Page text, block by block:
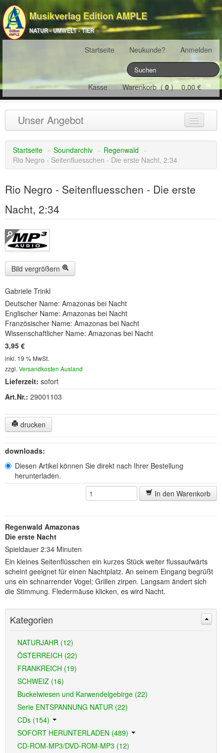
Musikverlag Edition AMPLE
NATUR - UMWELT - TIER
Startseite Neukunde? Anmelden
Kasse Warenkorb (0) 0,00 €
Unser Angebot
NATURJAHR(12)
ÖSTERREICH(22)
Serie ENTSPANNUNG NATUR
CDs
SOFORT HERUNTERLADEN
CD-ROM-MP3/DVD-ROM-MP3(12)
DVD-Videos(8)
Spezial, Buch
Engl./Franz. Produkte
Themensuche
Startseite » Soundarchiv » Regenwald »
Rio Negro - Seitenfluesschen - Die erste Nacht, 2:34
Rio Negro - Seitenfluesschen - Die erste
Nacht, 2:34
Bild vergrößern
Gabriele Trinkl
Deutscher Name: Amazonas bei Nacht
Englischer Name: Amazonas bei Nacht
Französischer Name: Amazonas bei Nacht
Wissenschaftlicher Name: Amazonas bei Nacht
3,95 €
inkl. 19 % MwSt.
zzgl. Versandkosten Ausland
Lieferzeit: sofort
Art.Nr.: 29001103
drucken
downloads:
Diesen Artikel können Sie direkt nach Ihrer Bestellung
herunterladen.
In den Warenkorb
Regenwald Amazonas
Die erste Nacht
Spieldauer 2:34 Minuten
Ein kleines Seitenflüsschen ein kurzes Stück weiter flussaufwärts
scheint geeignet für einen Nachtplatz. An seinem Eingang begrüßt
uns ein schnarrender Vogel; Grillen zirpen. Langsam ändert sich
die Stimmung. Fledermäuse klicken, es wird Nacht.
Kategorien
NATURJAHR (12)
ÖSTERREICH (22)
FRANKREICH (19)
SCHWEIZ (16)
Buckelwiesen und Karwendelgebirge (22)
Serie ENTSPANNUNG NATUR (22)
CDs (154)
SOFORT HERUNTERLADEN (489)
CD-ROM-MP3/DVD-ROM-MP3 (12)